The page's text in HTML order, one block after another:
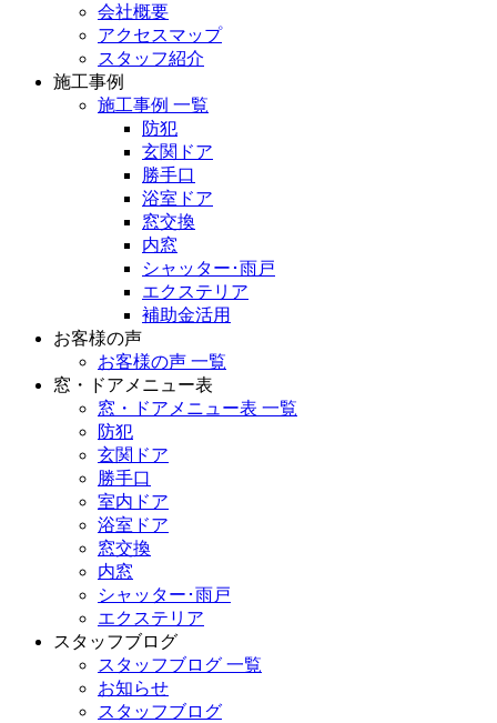
会社概要
アクセスマップ
スタッフ紹介
施工事例
施工事例 一覧
防犯
玄関ドア
勝手口
浴室ドア
窓交換
内窓
シャッター･雨戸
エクステリア
補助金活用
お客様の声
お客様の声 一覧
窓・ドアメニュー表
窓・ドアメニュー表 一覧
防犯
玄関ドア
勝手口
室内ドア
浴室ドア
窓交換
内窓
シャッター･雨戸
エクステリア
スタッフブログ
スタッフブログ 一覧
お知らせ
スタッフブログ